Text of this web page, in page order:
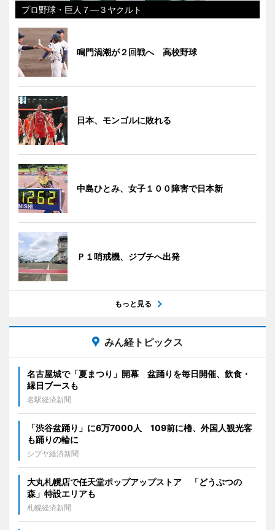
プロ野球・巨人７―３ヤクルト
鳴門渦潮が２回戦へ 高校野球
日本、モンゴルに敗れる
中島ひとみ、女子１００障害で日本新
Ｐ１哨戒機、ジブチへ出発
もっと見る
みん経トピックス
名古屋城で「夏まつり」開幕 盆踊りを毎日開催、飲食・
縁日ブースも
名駅経済新聞
「渋谷盆踊り」に6万7000人 109前に櫓、外国人観光客
も踊りの輪に
シブヤ経済新聞
大丸札幌店で任天堂ポップアップストア 「どうぶつの
森」特設エリアも
札幌経済新聞